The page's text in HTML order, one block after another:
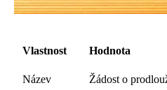
Vlastnost Hodnota
Název
Žádost o